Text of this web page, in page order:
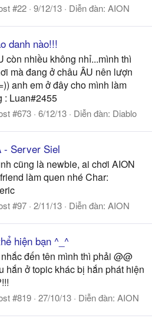
#22 9/12/13 Diễn đàn: AION
danh nào!!!
còn nhiều không nhỉ...mình thì
mà đang ở châu ÂU nên lượn
anh em ở đây cho mình làm
: Luan#2455
#673 6/12/13 Diễn đàn: Diablo
- Server Siel
cũng là newbie, ai chơi AION
làm quen nhé Char:
#97 2/11/13 Diễn đàn: AION
hiện bạn ^_^
đến tên mình thì phải @@
hắn ở topic khác bị hắn phát hiện
#819 27/10/13 Diễn đàn: AION